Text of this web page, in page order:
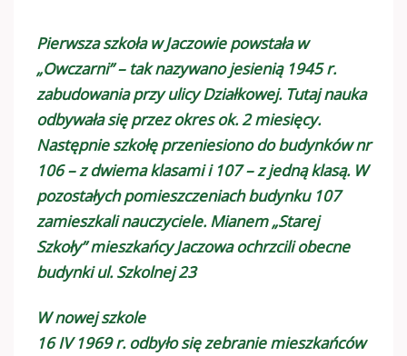
Pierwsza szkoła w Jaczowie powstała w
„Owczarni” – tak nazywano jesienią 1945 r.
zabudowania przy ulicy Działkowej. Tutaj nauka
odbywała się przez okres ok. 2 miesięcy.
Następnie szkołę przeniesiono do budynków nr
106 – z dwiema klasami i 107 – z jedną klasą. W
pozostałych pomieszczeniach budynku 107
zamieszkali nauczyciele. Mianem „Starej
Szkoły” mieszkańcy Jaczowa ochrzcili obecne
budynki ul. Szkolnej 23
W nowej szkole
16 IV 1969 r. odbyło się zebranie mieszkańców